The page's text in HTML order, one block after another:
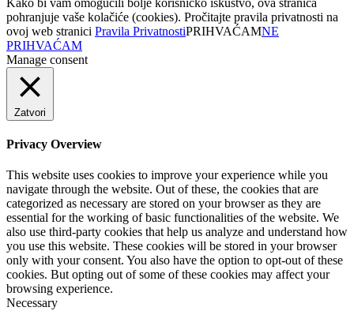
pohranjuje vaše kolačiće (cookies). Pročitajte pravila privatnosti na
ovoj web stranici Pravila PrivatnostiPRIHVAĆAMNE
PRIHVAĆAM
Manage consent
Zatvori
Privacy Overview
This website uses cookies to improve your experience while you
navigate through the website. Out of these, the cookies that are
categorized as necessary are stored on your browser as they are
essential for the working of basic functionalities of the website. We
also use third-party cookies that help us analyze and understand how
you use this website. These cookies will be stored in your browser
only with your consent. You also have the option to opt-out of these
cookies. But opting out of some of these cookies may affect your
browsing experience.
Necessary